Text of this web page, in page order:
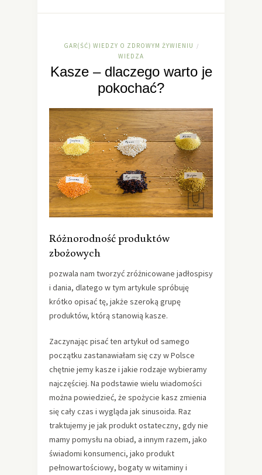
GAR(ŚĆ) WIEDZY O ZDROWYM ŻYWIENIU /
WIEDZA
Kasze – dlaczego warto je
pokochać?
Różnorodność produktów
zbożowych
pozwala nam tworzyć zróżnicowane jadłospisy
i dania, dlatego w tym artykule spróbuję
krótko opisać tę, jakże szeroką grupę
produktów, którą stanowią kasze.
Zaczynając pisać ten artykuł od samego
początku zastanawiałam się czy w Polsce
chętnie jemy kasze i jakie rodzaje wybieramy
najczęściej. Na podstawie wielu wiadomości
można powiedzieć, że spożycie kasz zmienia
się cały czas i wygląda jak sinusoida. Raz
traktujemy je jak produkt ostateczny, gdy nie
mamy pomysłu na obiad, a innym razem, jako
świadomi konsumenci, jako produkt
pełnowartościowy, bogaty w witaminy i